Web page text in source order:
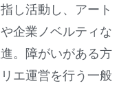
し活動し、アート
企業ノベルティな
。障がいがある方
エ運営を行う一般